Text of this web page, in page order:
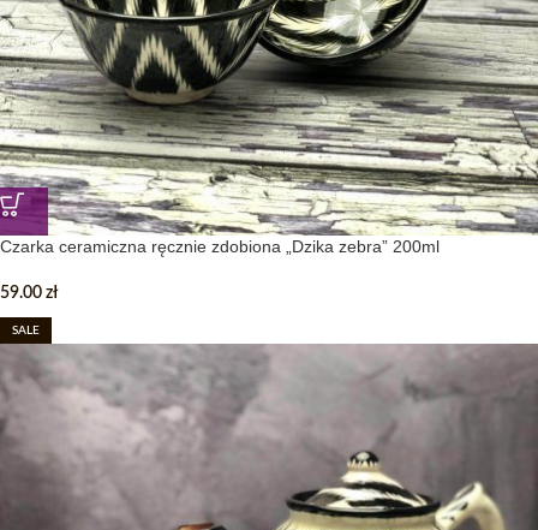
Czarka ceramiczna ręcznie zdobiona „Dzika zebra” 200ml
59.00 zł
SALE